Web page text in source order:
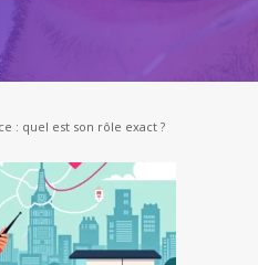
: quel est son rôle exact ?